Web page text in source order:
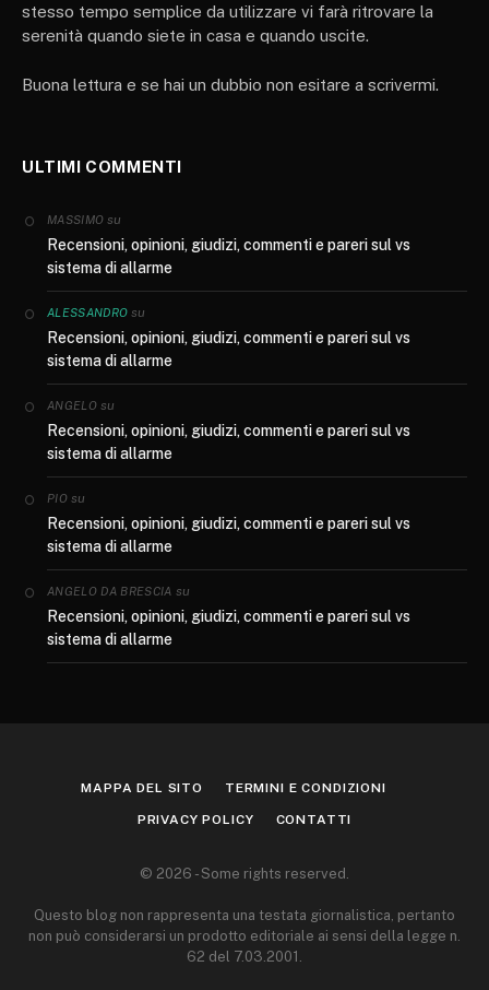
stesso tempo semplice da utilizzare vi farà ritrovare la
serenità quando siete in casa e quando uscite.
Buona lettura e se hai un dubbio non esitare a scrivermi.
ULTIMI COMMENTI
MASSIMO su
Recensioni, opinioni, giudizi, commenti e pareri sul vs
sistema di allarme
ALESSANDRO su
Recensioni, opinioni, giudizi, commenti e pareri sul vs
sistema di allarme
ANGELOsu
Recensioni, opinioni, giudizi, commenti e pareri sul vs
sistema di allarme
PIO su
Recensioni, opinioni, giudizi, commenti e pareri sul vs
sistema di allarme
ANGELO DA BRESCIA su
Recensioni, opinioni, giudizi, commenti e pareri sul vs
sistema di allarme
MAPPA DEL SITO TERMINI E CONDIZIONI
PRIVACY POLICY CONTATTI
© 2026 - Some rights reserved.
Questo blog non rappresenta una testata giornalistica, pertanto
non può considerarsi un prodotto editoriale ai sensi della legge n.
62 del 7.03.2001.